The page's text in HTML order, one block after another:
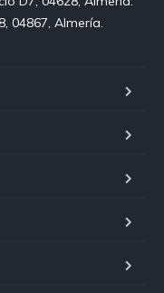
04867, Almería.